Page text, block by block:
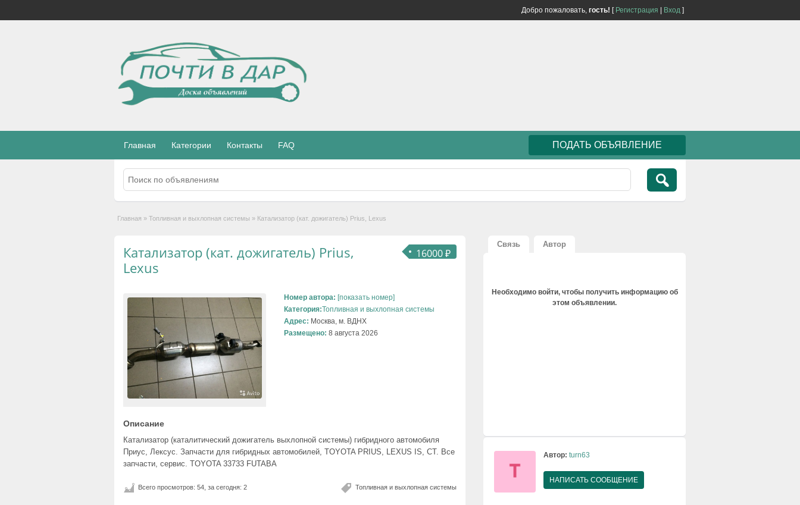
Добро пожаловать, гость! [ Регистрация Вход ]
Главная Категории Контакты FAQ ПОДАТЬ ОБЪЯВЛЕНИЕ
Главная » Топливная и выхлопная системы » Катализатор (кат. дожигатель) Prius, Lexus
16000 ₽
Катализатор (кат. дожигатель) Prius,
Lexus
Номер автора: [показать номер]
Категория:Топливная и выхлопная системы
Адрес: Москва, м. ВДНХ
Размещено: 8 августа 2026
Описание
Катализатор (каталитический дожигатель выхлопной системы) гибридного автомобиля
Приус, Лексус. Запчасти для гибридных автомобилей, TOYOTA PRIUS, LEXUS IS, CT. Все
запчасти, сервис. TOYOTA 33733 FUTABA
Топливная и выхлопная системы
Всего просмотров: 54, за сегодня: 2
Связь Автор
Необходимо войти, чтобы получить информацию об
этом объявлении.
Автор: turn63
НАПИСАТЬ СООБЩЕНИЕ